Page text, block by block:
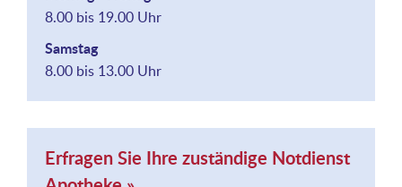
8.00 bis 19.00 Uhr
Samstag
8.00 bis 13.00 Uhr
Erfragen Sie Ihre zuständige Notdienst